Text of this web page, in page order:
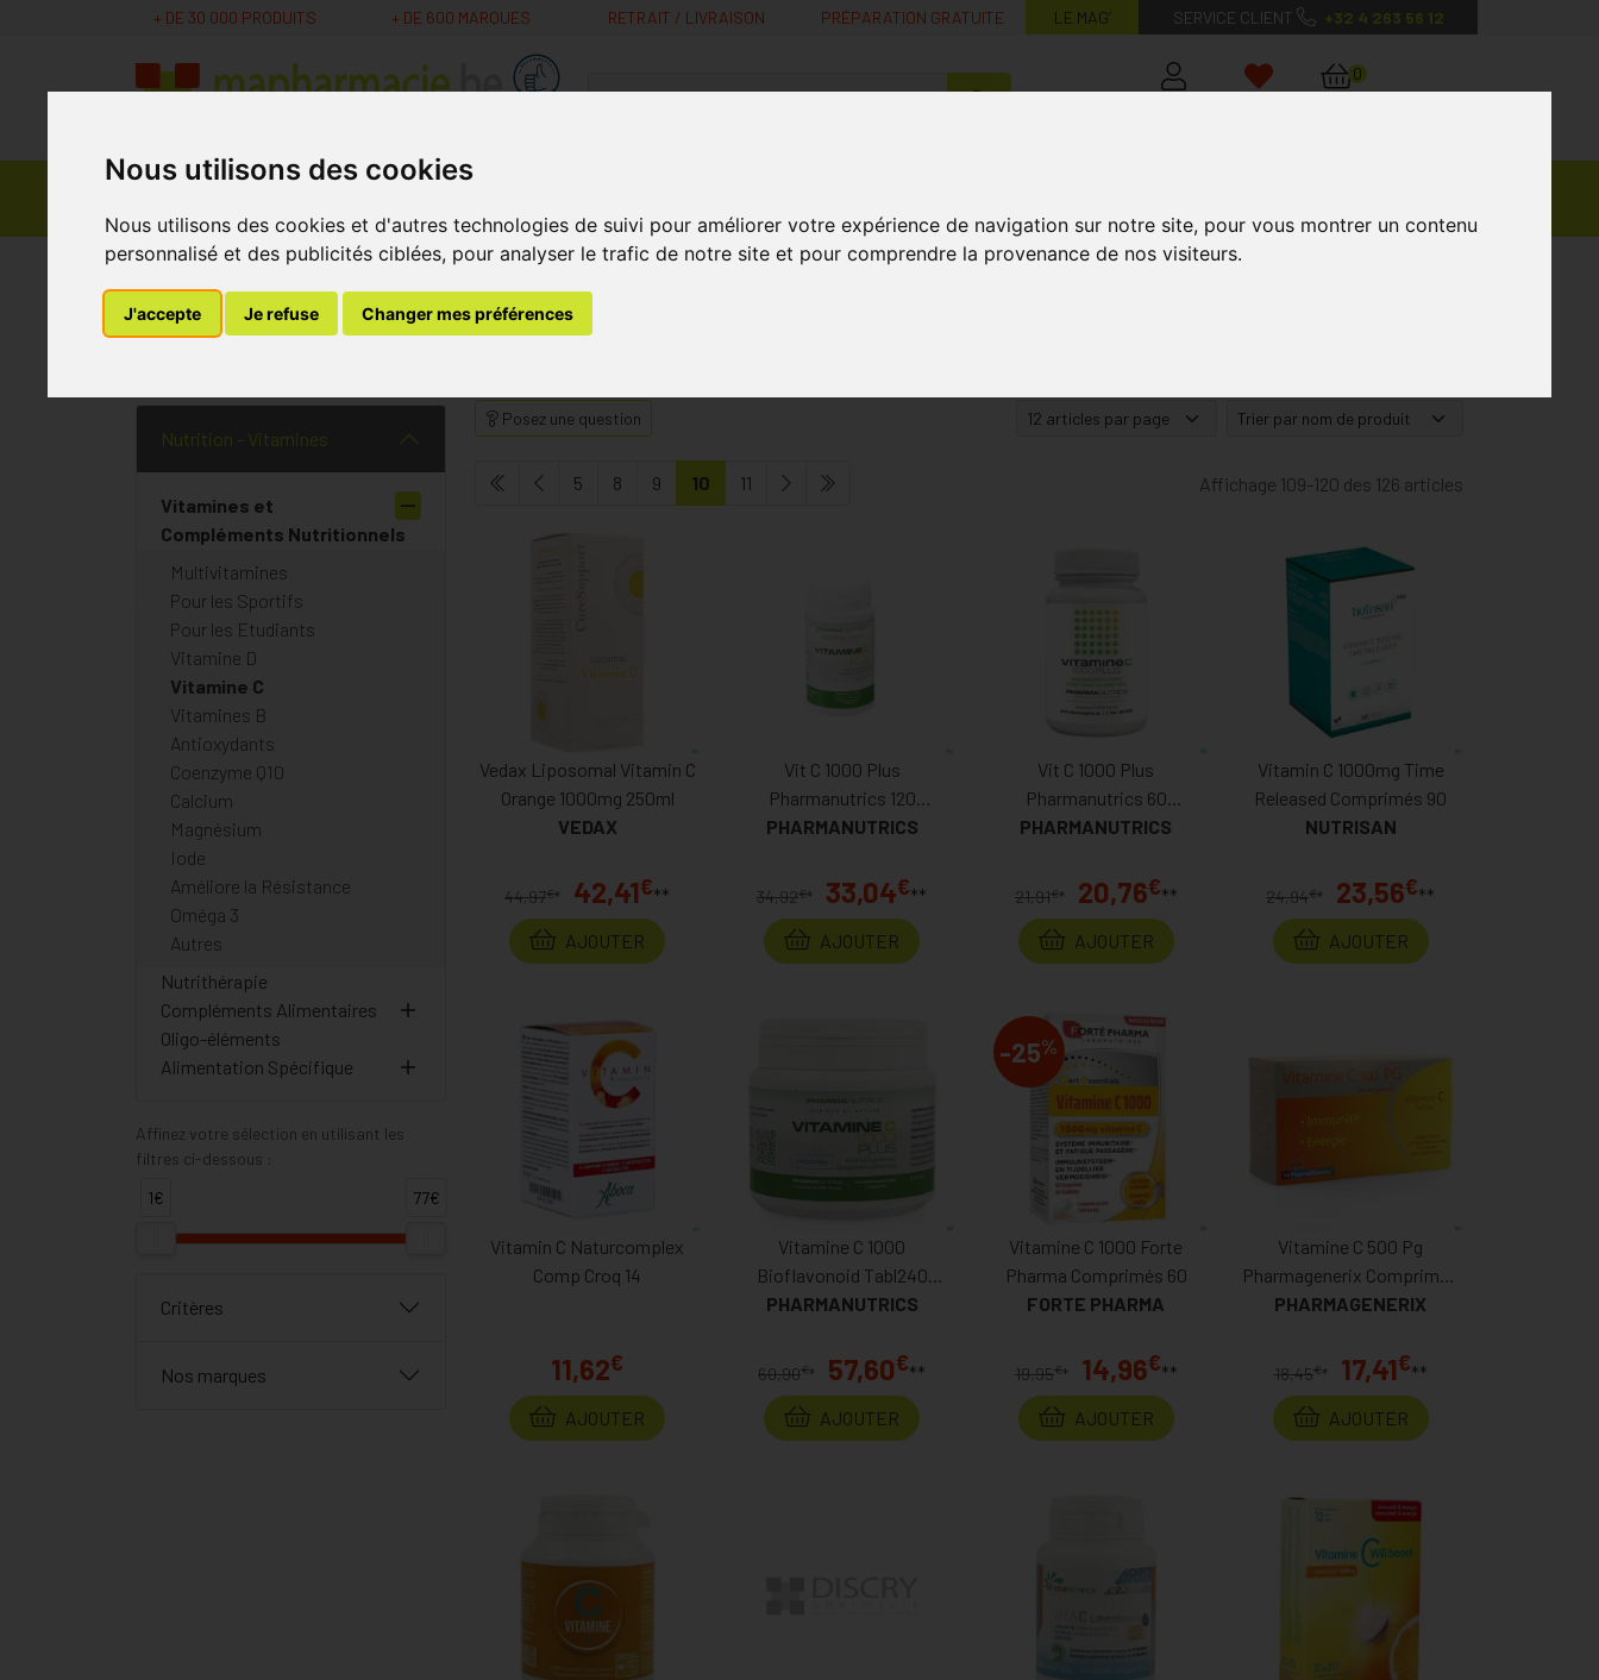
Nous utilisons des cookies
Nous utilisons des cookies et d'autres technologies de suivi pour améliorer votre expérience de navigation sur notre site, pour vous montrer un contenu
personnalisé et des publicités ciblées, pour analyser le trafic de notre site et pour comprendre la provenance de nos visiteurs.
J'accepte Je refuse Changer mes préférences
+ DE 30 000 PRODUITS + DE 600 MARQUES RETRAIT / LIVRAISON PRÉPARATION GRATUITE LE MAG’ SERVICE CLIENT +32 4 263 56 12
MaPharmacie.be ma santé, mes conseils, mes prix
0
Parapharmacie -
MaPharmacie.be Nutrition - Vitamines Vitamines et Compléments Nutritionnels Vitamine C Page 10
Vitamine C
Posez une question
Affichage 109-120 des 126 articles
5 8 9 10 11
Vedax Liposomal Vitamin C
Orange 1000mg 250ml
VEDAX
44,97€* 42,41€**
AJOUTER
Vit C 1000 Plus
Pharmanutrics 120
Comprimés
PHARMANUTRICS
34,92€* 33,04€**
AJOUTER
Vit C 1000 Plus
Pharmanutrics 60
Comprimés
PHARMANUTRICS
21,91€* 20,76€**
AJOUTER
Vitamin C 1000mg Time
Released Comprimés 90
NUTRISAN
24,94€* 23,56€**
AJOUTER
Vitamin C Naturcomplex
Comp Croq 14
11,62€
AJOUTER
Vitamine C 1000
Bioflavonoid Tabl240
Pharmanutrics
PHARMANUTRICS
60,90€* 57,60€**
AJOUTER
-25%
Vitamine C 1000 Forte
Pharma Comprimés 60
FORTE PHARMA
19,95€* 14,96€**
AJOUTER
Vitamine C 500 Pg
Pharmagenerix Comprimés
60
PHARMAGENERIX
18,45€ * 17,41€**
AJOUTER
Nutrition - Vitamines
Vitamines et
Compléments Nutritionnels
Multivitamines
Pour les Sportifs
Pour les Etudiants
Vitamine D
Vitamine C
Vitamines B
Antioxydants
Coenzyme Q10
Calcium
Magnésium
Iode
Améliore la Résistance
Oméga 3
Autres
Nutrithérapie
Compléments Alimentaires
Oligo-éléments
Alimentation Spécifique
Affinez votre sélection en utilisant les
filtres ci-dessous :
1€
77€
Critères
Nos marques